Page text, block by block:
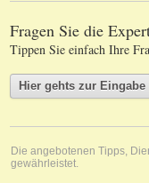
Fragen Sie die
Tippen Sie einfach Ihre
Die angebotenen Tipps,
gewährleistet.